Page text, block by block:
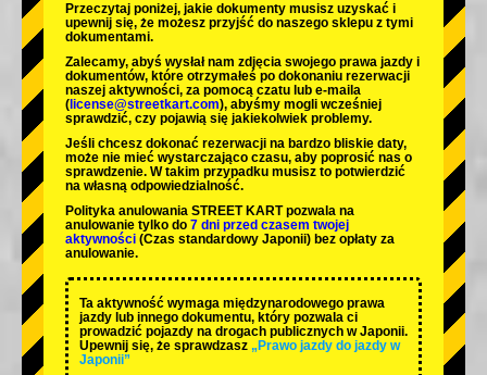
Przeczytaj poniżej, jakie dokumenty musisz uzyskać i
upewnij się, że możesz przyjść do naszego sklepu z tymi
dokumentami.
Zalecamy, abyś wysłał nam zdjęcia swojego prawa jazdy i
dokumentów, które otrzymałeś po dokonaniu rezerwacji
naszej aktywności, za pomocą czatu lub e-maila
( license@streetkart.com), abyśmy mogli wcześniej
sprawdzić, czy pojawią się jakiekolwiek problemy.
Jeśli chcesz dokonać rezerwacji na bardzo bliskie daty,
może nie mieć wystarczająco czasu, aby poprosić nas o
sprawdzenie. W takim przypadku musisz to potwierdzić
na własną odpowiedzialność.
Polityka anulowania STREET KART pozwala na
anulowanie tylko do 7 dni przed czasem twojej
aktywności (Czas standardowy Japonii) bez opłaty za
anulowanie.
Ta aktywność wymaga międzynarodowego prawa
jazdy lub innego dokumentu, który pozwala ci
prowadzić pojazdy na drogach publicznych w Japonii.
Upewnij się, że sprawdzasz „Prawo jazdy do jazdy w
Japonii”